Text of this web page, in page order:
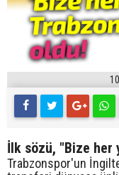
İlk sözü, "Bize her
Trabzonspor'un